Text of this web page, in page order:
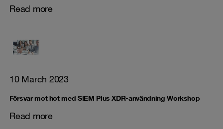
Read more
10 March 2023
Försvar mot hot med SIEM Plus XDR-användning Workshop
Read more